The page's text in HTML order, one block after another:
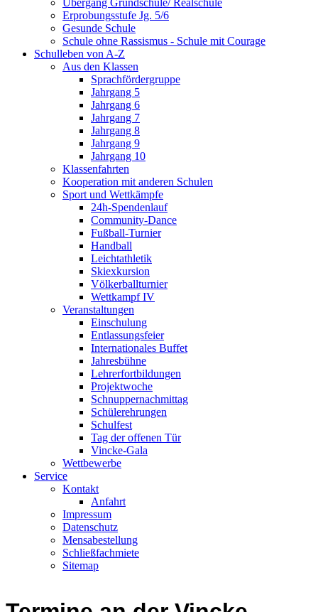
Übergang Grundschule/ Realschule
Erprobungsstufe Jg. 5/6
Gesunde Schule
Schule ohne Rassismus - Schule mit Courage
Schulleben von A-Z
Aus den Klassen
Sprachfördergruppe
Jahrgang 5
Jahrgang 6
Jahrgang 7
Jahrgang 8
Jahrgang 9
Jahrgang 10
Klassenfahrten
Kooperation mit anderen Schulen
Sport und Wettkämpfe
24h-Spendenlauf
Community-Dance
Fußball-Turnier
Handball
Leichtathletik
Skiexkursion
Völkerballturnier
Wettkampf IV
Veranstaltungen
Einschulung
Entlassungsfeier
Internationales Buffet
Jahresbühne
Lehrerfortbildungen
Projektwoche
Schnuppernachmittag
Schülerehrungen
Schulfest
Tag der offenen Tür
Vincke-Gala
Wettbewerbe
Service
Kontakt
Anfahrt
Impressum
Datenschutz
Mensabestellung
Schließfachmiete
Sitemap